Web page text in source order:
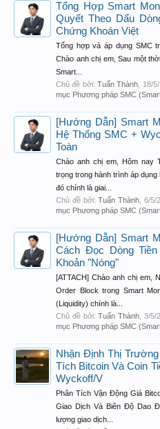
Tổng Hợp Smart
Quyết Theo Dấu
Chứng Khoán Việt
Tổng hợp và áp dụng SMC
Chào anh chị em, Sau một
Smart...
Chủ đề bởi: Tuấn Thành 18/
mục Phương pháp SMC
[Hướng Dẫn] Smart
Hệ Thống SMC +
Toàn
Chào anh chị em, Hôm nay
trọng trong hành trình áp dụng
đó chính là giai...
Chủ đề bởi:Tuấn Thành 6/5/
mục Phương pháp SMC
[Hướng Dẫn] Smart
Cách Đọc Dòng
Khoản "Nóng"
[ATTACH] Chào anh chị em,
Order Block trong Smart
(Liquidity) chính là...
Chủ đề bởi:Tuấn Thành 3/5/
mục Phương pháp SMC
Nhận Định Thị
Tích Bitcoin Và Coin
Wyckoff/V
Phân Tích Vận Động Giá
Giao Dịch Và Biên Độ Dao
lượng giao dịch...